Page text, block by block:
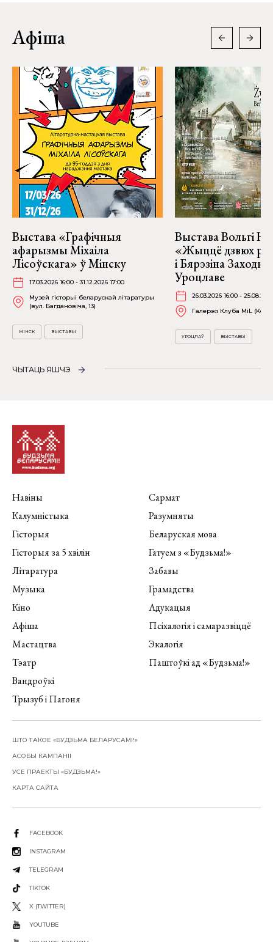
Афіша
Выстава «Графічныя
афарызмы Міхаіла
Лісоўскага» ў Мінску
17.03.2026 16:00 - 31.12.2026 17:00
Музей гісторыі беларускай літаратуры
(вул. Багдановіча, 13)
МІНСК ВЫСТАВЫ
Выстава Вольгі
«Жыццё дзвюх
і Бярэзіна
Уроцлаве
26.03.2026 16:00 -
Галерэя Клуба MiL
УРОЦЛАЎ ВЫСТАВЫ
ЧЫТАЦЬ ЯШЧЭ
Навіны
Калумністыка
Гісторыя
Гісторыя за 5 хвілін
Літаратура
Музыка
Кіно
Афіша
Мастацтва
Тэатр
Вандроўкі
Трызуб і Пагоня
Сармат
Разумняты
Беларуская мова
Гатуем з «Будзьма!»
Забавы
Грамадства
Адукацыя
Псіхалогія і самаразвіццё
Экалогія
Паштоўкі ад «Будзьма!»
ШТО ТАКОЕ «БУДЗЬМА БЕЛАРУСАМІ!»
АСОБЫ КАМПАНІІ
УСЕ ПРАЕКТЫ «БУДЗЬМА!»
КАРТА САЙТА
FACEBOOK
INSTAGRAM
TELEGRAM
TIKTOK
X (TWITTER)
YOUTUBE